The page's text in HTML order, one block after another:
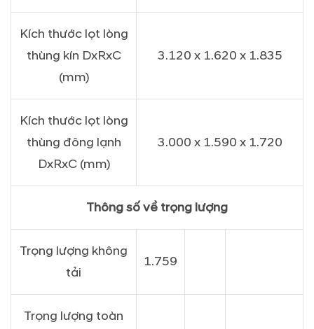
Kích thước lọt lòng
thùng kín DxRxC
(mm)
3.120 x 1.620 x 1.835
Kích thước lọt lòng
thùng đông lạnh
DxRxC (mm)
3.000 x 1.590 x 1.720
Thông số về trọng lượng
Trọng lượng không
tải
1.759
Trọng lượng toàn